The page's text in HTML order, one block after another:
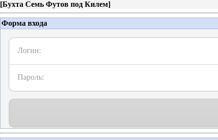
[Бухта Семь Футов под Килем]
Форма входа
Логин:
Пароль: